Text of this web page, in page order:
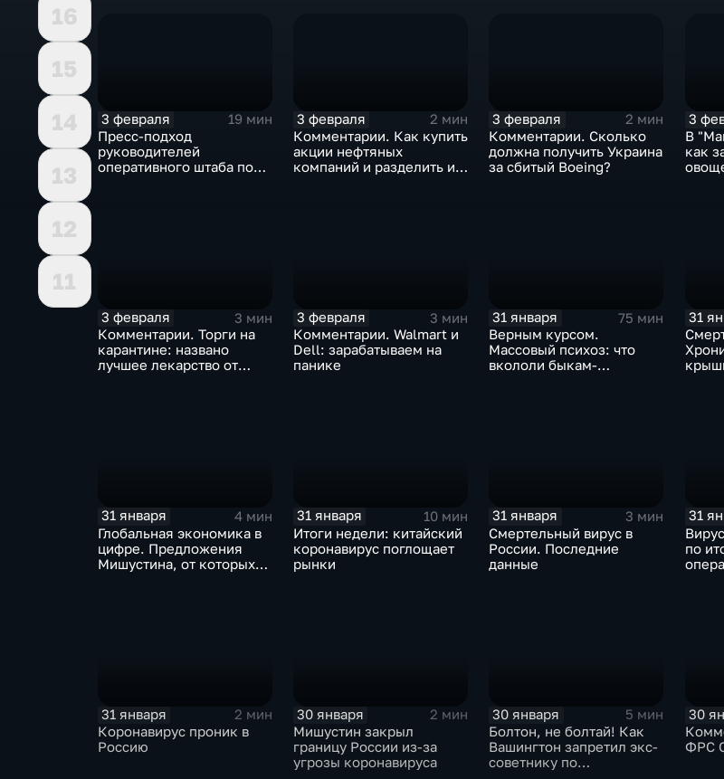
16
15
14
13
12
11
3 февраля
19 мин
Пресс-подход
руководителей
оперативного штаба по
3 февраля
2 мин
Комментарии. Как купить
акции нефтяных
компаний и разделить их
3 февраля
2 мин
Комментарии. Сколько
должна получить Украина
за сбитый Boeing?
3
В
как
3 февраля
3 мин
Комментарии. Торги на
карантине: названо
лучшее лекарство от
3 февраля
3 мин
Комментарии. Walmart и
Dell: зарабатываем на
панике
31 января
75 мин
Верным курсом.
Массовый психоз: что
вкололи быкам-
31
31 января
4 мин
Глобальная экономика в
цифре. Предложения
Мишустина, от которых
31 января
10 мин
Итоги недели: китайский
коронавирус поглощает
рынки
31 января
3 мин
Смертельный вирус в
России. Последние
данные
31
по
31 января
2 мин
Коронавирус проник в
Россию
30 января
2 мин
Мишустин закрыл
границу России из-за
угрозы коронавируса
30 января
5 мин
Болтон, не болтай! Как
Вашингтон запретил экс-
советнику по
30
ФРС